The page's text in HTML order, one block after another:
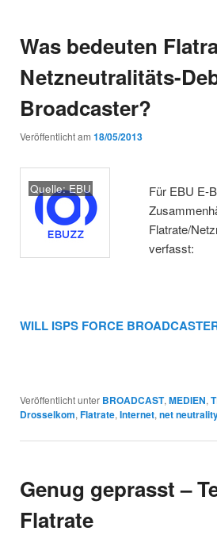
Was bedeuten
Netzneutralitäts-
Broadcaster?
Veröffentlicht am 18/05/2013
Quelle: EBU
Für EBU E-
Flatrate/
verfasst:
WILL ISPS FORCE
Veröffentlicht unter BROADCAST, MEDIEN,
Drosselkom, Flatrate, Internet, net
Genug geprasst –
Flatrate